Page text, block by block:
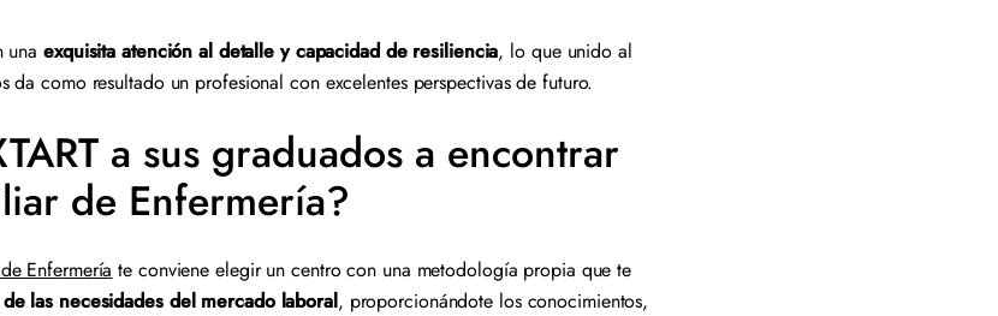
una exquisita atención al detalle y capacidad de resiliencia, lo que unido al
da como resultado un profesional con excelentes perspectivas de futuro.
a sus graduados a encontrar
de Enfermería?
Enfermería te conviene elegir un centro con una metodología propia que te
las necesidades del mercado laboral, proporcionándote los conocimientos,